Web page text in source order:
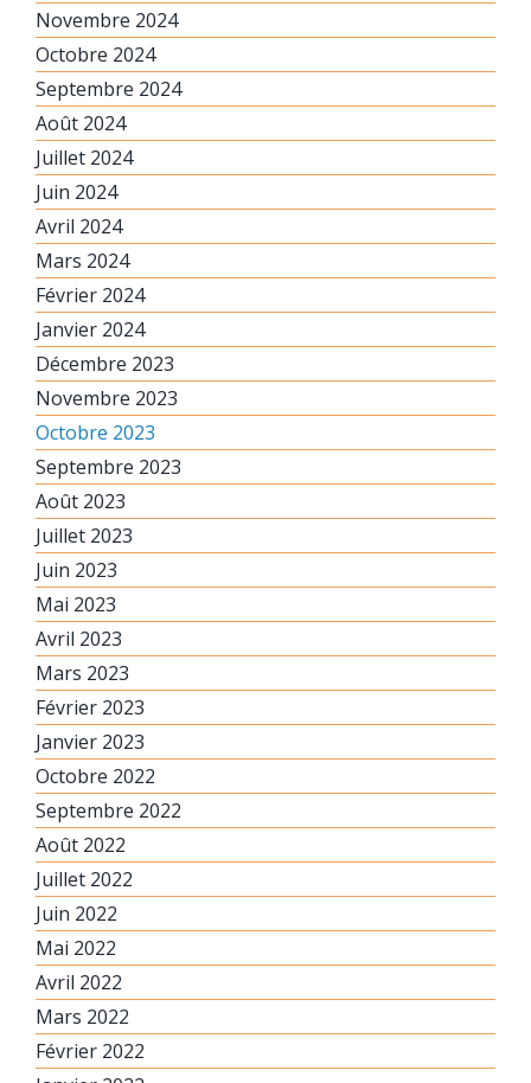
Novembre 2024
Octobre 2024
Septembre 2024
Août 2024
Juillet 2024
Juin 2024
Avril 2024
Mars 2024
Février 2024
Janvier 2024
Décembre 2023
Novembre 2023
Octobre 2023
Septembre 2023
Août 2023
Juillet 2023
Juin 2023
Mai 2023
Avril 2023
Mars 2023
Février 2023
Janvier 2023
Octobre 2022
Septembre 2022
Août 2022
Juillet 2022
Juin 2022
Mai 2022
Avril 2022
Mars 2022
Février 2022